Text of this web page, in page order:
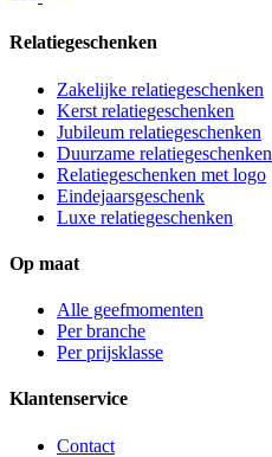
Relatiegeschenken
Zakelijke relatiegeschenken
Kerst relatiegeschenken
Jubileum relatiegeschenken
Duurzame relatiegeschenken
Relatiegeschenken met logo
Eindejaarsgeschenk
Luxe relatiegeschenken
Op maat
Alle geefmomenten
Per branche
Per prijsklasse
Klantenservice
Contact